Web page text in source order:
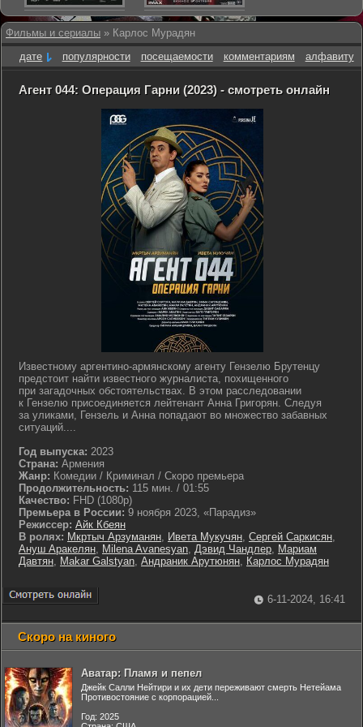
Фильмы и сериалы » Карлос Мурадян
дате
популярности посещаемости комментариям алфавиту
Агент 044: Операция Гарни (2023) - смотреть онлайн
Известному аргентино-армянскому агенту Гензелю Брутенцу
предстоит найти известного журналиста, похищенного
при загадочных обстоятельствах. В этом расследовании
к Гензелю присоединяется лейтенант Анна Григорян. Следуя
за уликами, Гензель и Анна попадают во множество забавных
ситуаций....
Год выпуска: 2023
Страна: Армения
Жанр: Комедии / Криминал / Скоро премьера
Продолжительность: 115 мин. / 01:55
Качество: FHD (1080p)
Премьера в России: 9 ноября 2023, «Парадиз»
Режиссер: Айк Кбеян
В ролях: Мкртыч Арзуманян, Ивета Мукучян, Сергей Саркисян,
Ануш Аракелян, Milena Avanesyan, Дэвид Чандлер, Мариам
Давтян, Makar Galstyan, Андраник Арутюнян, Карлос Мурадян
6-11-2024, 16:41
Скоро на киного
Аватар: Пламя и пепел
Джейк Салли Нейтири и их дети переживают смерть Нетейама
Противостояние с корпорацией...
Год: 2025